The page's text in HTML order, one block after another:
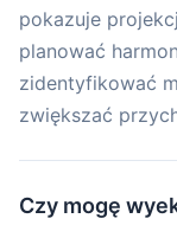
pokazuje
planować
zidentyfikować
zwiększać
Czy mogę